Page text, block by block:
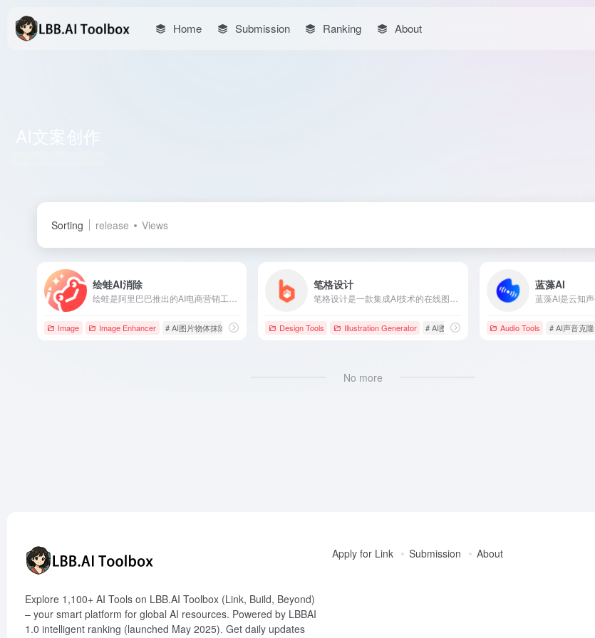
Home Submission Ranking About
Sorting release Views
绘蛙AI消除
Image Image Enhancer # AI图片物体抹除 # AI文案创作 # AI电商工具
笔格设计
Design Tools Illustration Generator # AI图片设计 # AI文案创作 # AI设计工具
蓝藻AI
Audio Tools # AI声音克隆
No more
Explore 1,100+ AI Tools on LBB.AI Toolbox (Link, Build, Beyond)
– your smart platform for global AI resources. Powered by LBBAI
1.0 intelligent ranking (launched May 2025). Get daily updates
Apply for Link Submission About